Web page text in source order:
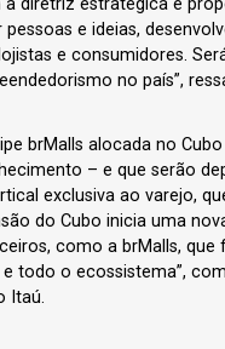
diretriz estratégica e
e ideias,
e consumidores.
no país”,
brMalls alocada no
– e que serão
exclusiva ao varejo,
do Cubo inicia uma
como a brMalls,
todo o ecossistema”,
Itaú.